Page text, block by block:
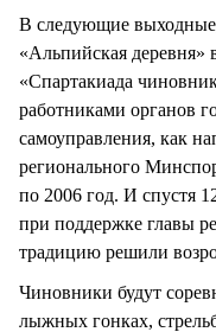
В следующие
«Альпийская деревня»
«Спартакиада
работниками органов
самоуправления, как
регионального
по 2006 год. И спустя
при поддержке главы
традицию решили
Чиновники будут
лыжных гонках,